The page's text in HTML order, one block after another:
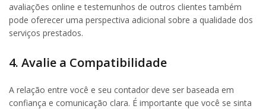
avaliações online e testemunhos de outros clientes também
pode oferecer uma perspectiva adicional sobre a qualidade dos
serviços prestados.
4. Avalie a Compatibilidade
A relação entre você e seu contador deve ser baseada em
confiança e comunicação clara. É importante que você se sinta